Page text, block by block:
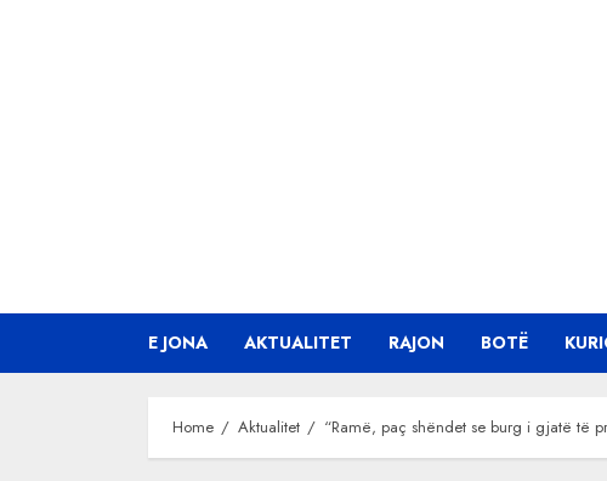
E JONA AKTUALITET RAJON BOTË
Home Aktualitet “Ramë, paç shëndet se burg i gjatë të